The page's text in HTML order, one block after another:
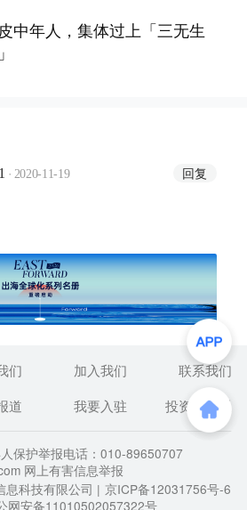
中年人，集体过上「三无生
· 2020-11-19 回复
们 加入我们
联系我们
道 我要入驻 投资者关系
保护举报电话：010-89650707
网上有害信息举报
息科技有限公司 | 京ICP备12031756号-6
网安备11010502057322号